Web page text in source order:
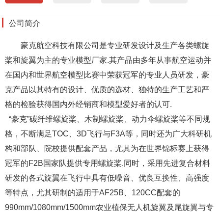
公司简介
豪克航空科技有限公司是专业研发设计及生产各类螺旋
桨和旋翼为主的专业模型厂家.其产品由多年从事航空运动并
在国内和世界航空模型比赛中荣获冠军的专业人员研发，豪
克产品以其特有的设计、优质的选材、独特的生产工艺和严
格的检验获得国内外经销商和模型爱好者的认可.
“豪克”碳纤维螺旋桨、木制螺旋桨、动力伞螺旋桨等不同规
格，不断满足TOC、3D飞行与F3A等，同时还为广大科研机
构和部队、院校提供配套产品，尤其为在世界锦标赛上获得
冠军的F2B国家队提供专用螺旋桨.同时，采用先进复合材料
研发的各式旋翼在飞行中具有低噪音、优良互换性、高强度
等特点，尤其研制的适用于AF25B、120CC配套的
990mm/1080mm/1500mm农业植保无人机旋翼及尾旋翼与专